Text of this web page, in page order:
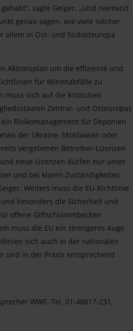
sagte Geiger. „Und niemand
genau sagen, wie viele solcher
allem in Ost- und Südosteuropa
Aktionsplan um die effiziente und
für Minenabfälle zu
muss sich auf die kritischen
Zentral- und Osteuropas
Risikomanagement für Deponien
der Ukraine, Moldawien oder
vergebenen Betreiber-Lizenzen
neue Lizenzen dürfen nur unter
und bei klaren Zuständigkeiten
Weiters muss die EU-Richtlinie
besonders die Sicherheit und
offene Giftschlammbecken
muss die EU ein strengeres Auge
sich auch in der nationalen
und in der Praxis entsprechend
WWF, Tel. 01-48817-231,